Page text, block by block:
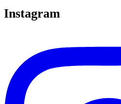
Instagram